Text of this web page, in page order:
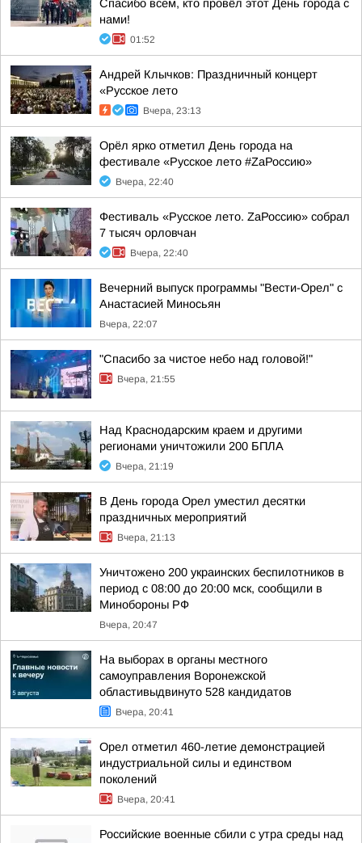
Спасибо всем, кто провёл этот День города с
нами!
01:52
Андрей Клычков: Праздничный концерт
«Русское лето
Вчера, 23:13
Орёл ярко отметил День города на
фестивале «Русское лето #ZaРоссию»
Вчера, 22:40
Фестиваль «Русское лето. ZаРоссию» собрал
7 тысяч орловчан
Вчера, 22:40
Вечерний выпуск программы "Вести-Орел" с
Анастасией Миносьян
Вчера, 22:07
"Спасибо за чистое небо над головой!"
Вчера, 21:55
Над Краснодарским краем и другими
регионами уничтожили 200 БПЛА
Вчера, 21:19
В День города Орел уместил десятки
праздничных мероприятий
Вчера, 21:13
Уничтожено 200 украинских беспилотников в
период с 08:00 до 20:00 мск, сообщили в
Минобороны РФ
Вчера, 20:47
На выборах в органы местного
самоуправления Воронежской
областивыдвинуто 528 кандидатов
Вчера, 20:41
Орел отметил 460-летие демонстрацией
индустриальной силы и единством
поколений
Вчера, 20:41
Российские военные сбили с утра среды над